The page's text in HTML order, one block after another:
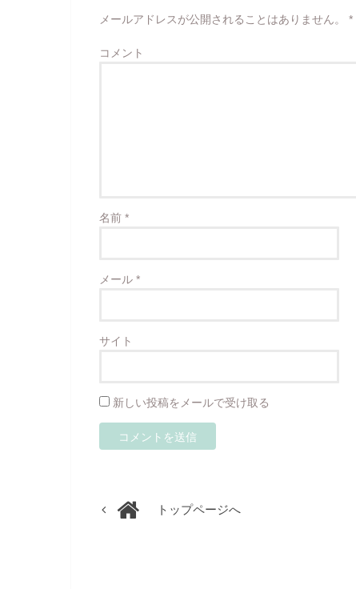
メールアドレスが公開されることはありません。 *
コメント
名前 *
メール *
サイト
新しい投稿をメールで受け取る
トップページへ